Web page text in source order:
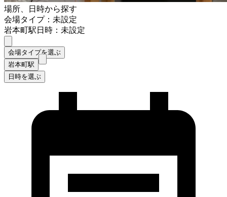
場所、日時から探す
会場タイプ：未設定
岩本町駅日時：未設定
会場タイプを選ぶ
岩本町駅
日時を選ぶ